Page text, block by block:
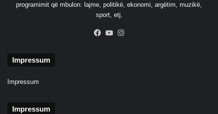
programimit që mbulon: lajme, politikë, ekonomi, argëtim, muzikë,
sport, etj.
Facebook
YouTube
Impressum
Impressum
Impressum